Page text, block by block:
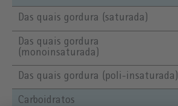
Das quais gordura (saturada)
Das quais gordura
(monoinsaturada)
Das quais gordura (poli-insaturada)
Carboidratos